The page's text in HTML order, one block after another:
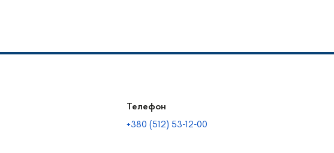
Телефон
+380 (512) 53-12-00